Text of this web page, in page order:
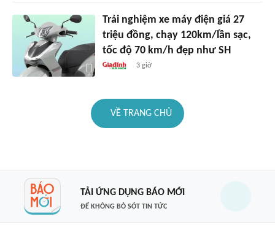
Trải nghiệm xe máy điện giá 27
triệu đồng, chạy 120km/lần sạc,
tốc độ 70 km/h đẹp như SH
3 giờ
VỀ TRANG CHỦ
TẢI ỨNG DỤNG BÁO MỚI
ĐỂ KHÔNG BỎ SÓT TIN TỨC